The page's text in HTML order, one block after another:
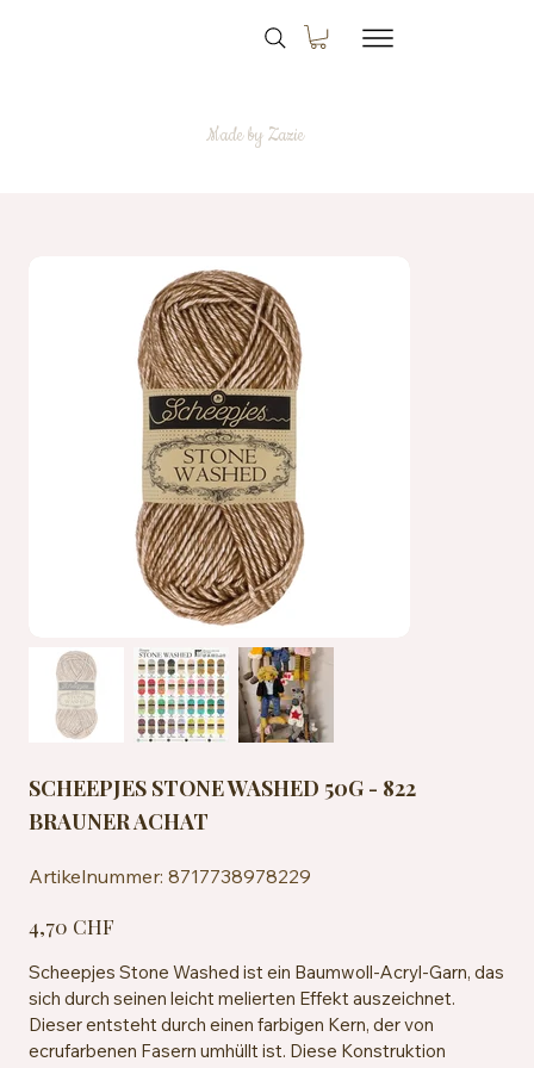
Made by Zazie
SCHEEPJES STONE WASHED 50G - 822
BRAUNER ACHAT
Artikelnummer: 8717738978229
8717738978229
4,70 CHF
Scheepjes Stone Washed ist ein Baumwoll-Acryl-Garn, das
sich durch seinen leicht melierten Effekt auszeichnet.
Dieser entsteht durch einen farbigen Kern, der von
ecrufarbenen Fasern umhüllt ist. Diese Konstruktion